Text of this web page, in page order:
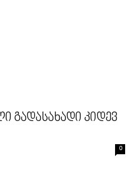
გადასახადი კიდევ
0